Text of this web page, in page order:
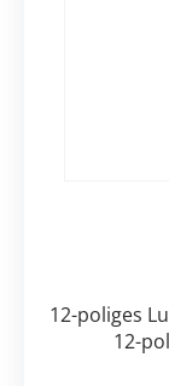
12-poliges
12-